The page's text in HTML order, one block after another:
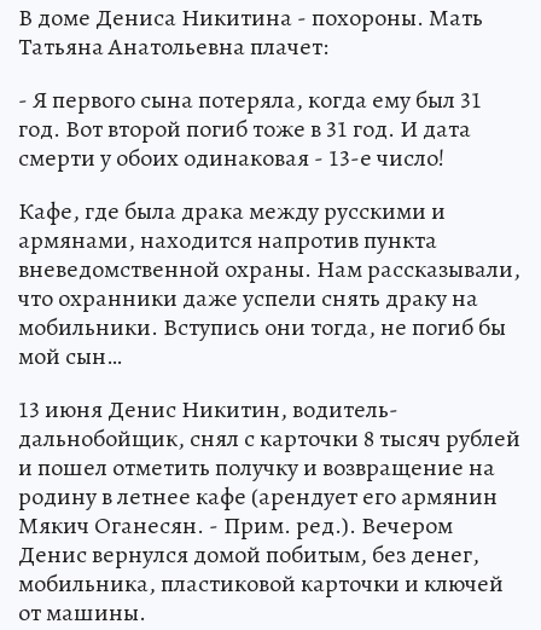
В доме Дениса Никитина - похороны. Мать
Татьяна Анатольевна плачет:
- Я первого сына потеряла, когда ему был 31
год. Вот второй погиб тоже в 31 год. И дата
смерти у обоих одинаковая - 13-е число!
Кафе, где была драка между русскими и
армянами, находится напротив пункта
вневедомственной охраны. Нам рассказывали,
что охранники даже успели снять драку на
мобильники. Вступись они тогда, не погиб бы
мой сын…
13 июня Денис Никитин, водитель-
дальнобойщик, снял с карточки 8 тысяч рублей
и пошел отметить получку и возвращение на
родину в летнее кафе (арендует его армянин
Мякич Оганесян. - Прим. ред.). Вечером
Денис вернулся домой побитым, без денег,
мобильника, пластиковой карточки и ключей
от машины.